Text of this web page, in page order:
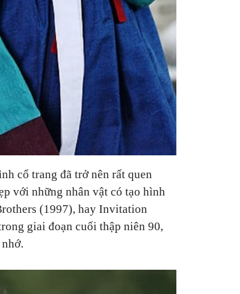
cổ trang đã trở nên rất quen
với những nhân vật có tạo hình
(1997), hay Invitation
giai đoạn cuối thập niên 90,